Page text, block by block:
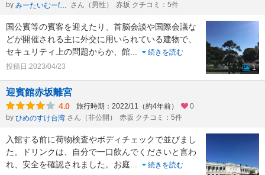
by
みーたいむーformひかのすけ さん（男性） 赤坂 クチコミ：5件
国公賓等の賓客を迎えたり、首脳会談や国際会議な
どが開催される主に外交に用いられている建物で、
セキュリティ上の問題からか、館
続きを読む
投稿日:2023/04/23
1
迎賓館赤坂離宮
4.0 旅行時期：2022/11（約4年前）
0
by ひめのすけ台湾 さん（非公開） 赤坂 クチコミ：5件
入館する前に荷物検査やボディチェックで並びまし
た。ドリンクは、自分で一口飲んでくださいと言わ
れ、安全を確認されました。お庭
続きを読む